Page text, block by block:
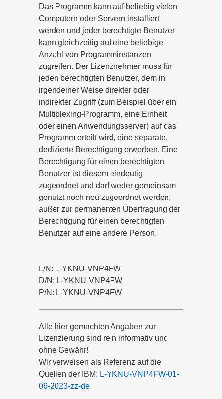
Das Programm kann auf beliebig vielen
Computern oder Servern installiert
werden und jeder berechtigte Benutzer
kann gleichzeitig auf eine beliebige
Anzahl von Programminstanzen
zugreifen. Der Lizenznehmer muss für
jeden berechtigten Benutzer, dem in
irgendeiner Weise direkter oder
indirekter Zugriff (zum Beispiel über ein
Multiplexing-Programm, eine Einheit
oder einen Anwendungsserver) auf das
Programm erteilt wird, eine separate,
dedizierte Berechtigung erwerben. Eine
Berechtigung für einen berechtigten
Benutzer ist diesem eindeutig
zugeordnet und darf weder gemeinsam
genutzt noch neu zugeordnet werden,
außer zur permanenten Übertragung der
Berechtigung für einen berechtigten
Benutzer auf eine andere Person.
L/N: L-YKNU-VNP4FW
D/N: L-YKNU-VNP4FW
P/N: L-YKNU-VNP4FW
Alle hier gemachten Angaben zur
Lizenzierung sind rein informativ und
ohne Gewähr!
Wir verweisen als Referenz auf die
Quellen der IBM: L-YKNU-VNP4FW-01-
06-2023-zz-de